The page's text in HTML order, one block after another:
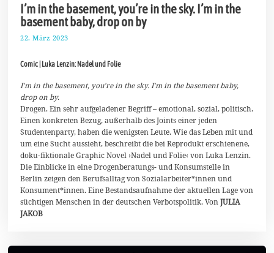
I’m in the basement, you’re in the sky. I’m in the
basement baby, drop on by
22. März 2023
A
r
2
0
2
3
Comic | Luka Lenzin: Nadel und Folie
I'm in the basement, you're in the sky. I'm in the basement baby,
drop on by.
Drogen. Ein sehr aufgeladener Begriff – emotional, sozial, politisch.
Einen konkreten Bezug, außerhalb des Joints einer jeden
Studentenparty, haben die wenigsten Leute. Wie das Leben mit und
um eine Sucht aussieht, beschreibt die bei Reprodukt erschienene,
doku-fiktionale Graphic Novel ›Nadel und Folie‹ von Luka Lenzin.
Die Einblicke in eine Drogenberatungs- und Konsumstelle in
Berlin zeigen den Berufsalltag von Sozialarbeiter*innen und
Konsument*innen. Eine Bestandsaufnahme der aktuellen Lage von
süchtigen Menschen in der deutschen Verbotspolitik. VonJULIA
JAKOB